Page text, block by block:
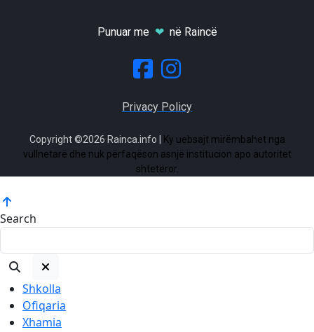
Punuar me ❤në Raincë
Privacy Policy
Copyright ©2026 Rainca.info |
Ky uebsajt mirëmbahet nga
vullnetarë dhe nuk përfaqëson asnjë institucion apo autoritet
shtetëror.
Search
Shkolla
Ofiqaria
Xhamia